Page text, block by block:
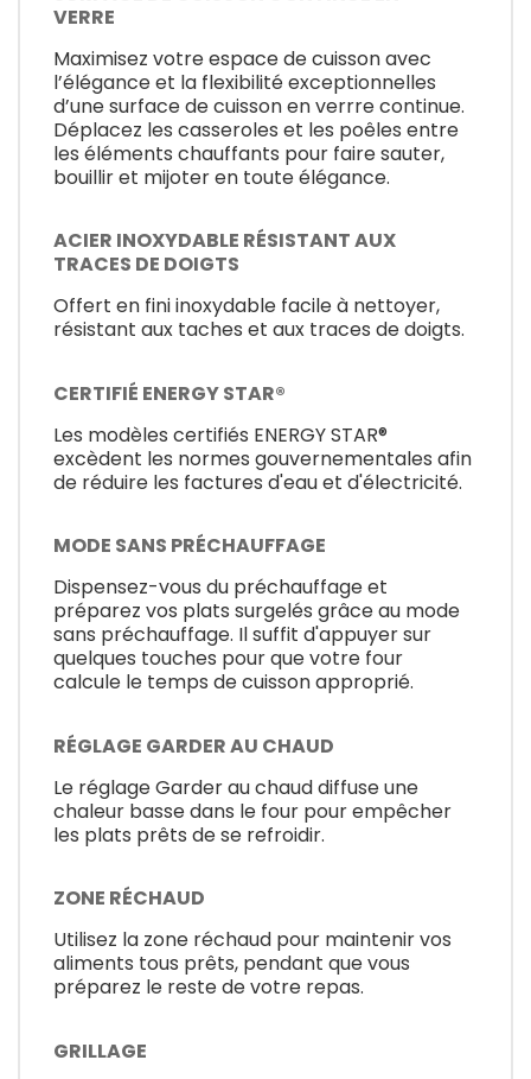
VERRE
Maximisez votre espace de cuisson avec
l’élégance et la flexibilité exceptionnelles
d’une surface de cuisson en verrre continue.
Déplacez les casseroles et les poêles entre
les éléments chauffants pour faire sauter,
bouillir et mijoter en toute élégance.
ACIER INOXYDABLE RÉSISTANT AUX
TRACES DE DOIGTS
Offert en fini inoxydable facile à nettoyer,
résistant aux taches et aux traces de doigts.
CERTIFIÉ ENERGY STAR®
Les modèles certifiés ENERGY STAR®
excèdent les normes gouvernementales afin
de réduire les factures d'eau et d'électricité.
MODE SANS PRÉCHAUFFAGE
Dispensez-vous du préchauffage et
préparez vos plats surgelés grâce au mode
sans préchauffage. Il suffit d'appuyer sur
quelques touches pour que votre four
calcule le temps de cuisson approprié.
RÉGLAGE GARDER AU CHAUD
Le réglage Garder au chaud diffuse une
chaleur basse dans le four pour empêcher
les plats prêts de se refroidir.
ZONE RÉCHAUD
Utilisez la zone réchaud pour maintenir vos
aliments tous prêts, pendant que vous
préparez le reste de votre repas.
GRILLAGE